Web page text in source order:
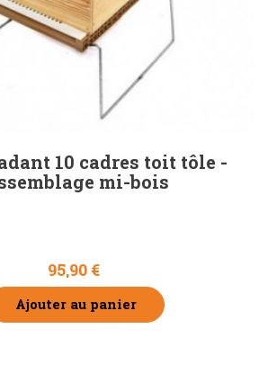
10 cadres toit tôle -
mi-bois
95,90 €
Ajouter au panier